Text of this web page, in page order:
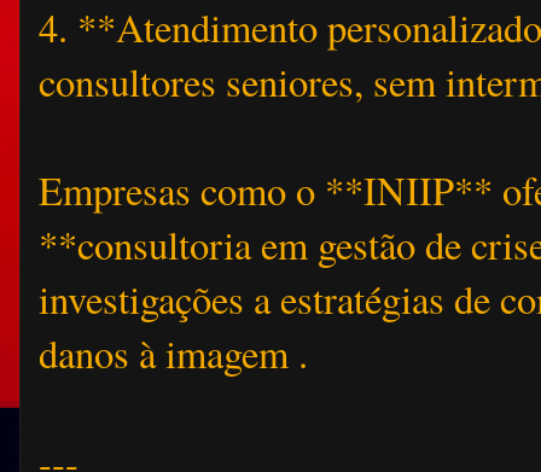
4. **Atendimento
consultores seniores, sem
Empresas como o **INIIP**
**consultoria em gestão de
investigações a estratégias de
danos à imagem .